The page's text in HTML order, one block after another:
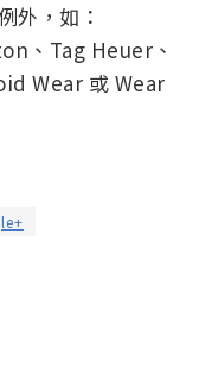
外，如：
、Tag Heuer、
Wear 或 Wear